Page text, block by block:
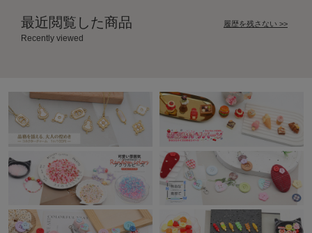
最近閲覧した商品
Recently viewed
履歴を残さない >>